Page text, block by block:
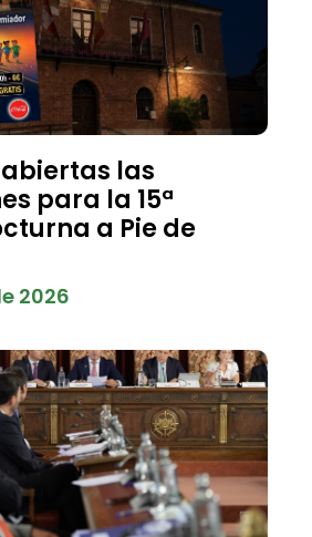
las
para la 15ª
a Pie de
2026